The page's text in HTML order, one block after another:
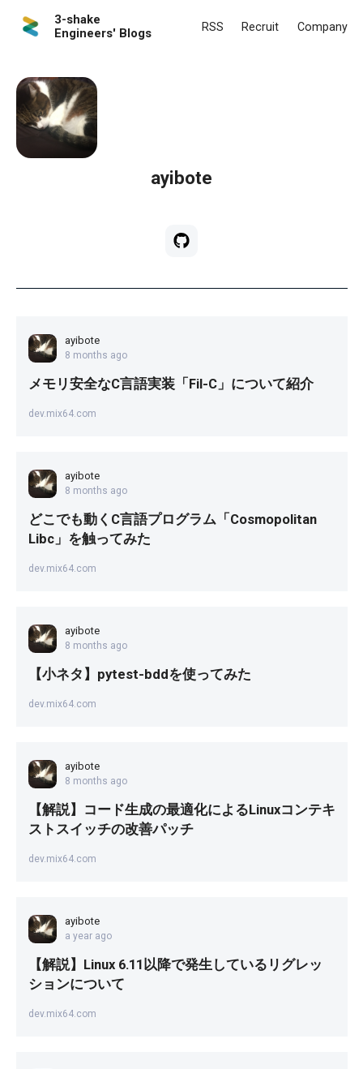
3-shake
Engineers' Blogs
RSS Recruit Company
ayibote
ayibote
8 months ago
メモリ安全なC言語実装「Fil-C」について紹介
dev.mix64.com
ayibote
8 months ago
どこでも動くC言語プログラム「Cosmopolitan
Libc」を触ってみた
dev.mix64.com
ayibote
8 months ago
【小ネタ】pytest-bddを使ってみた
dev.mix64.com
ayibote
8 months ago
【解説】コード生成の最適化によるLinuxコンテキ
ストスイッチの改善パッチ
dev.mix64.com
ayibote
a year ago
【解説】Linux 6.11以降で発生しているリグレッ
ションについて
dev.mix64.com